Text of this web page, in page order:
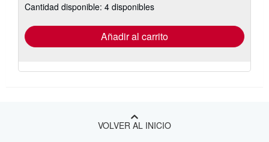
las
tarifas
envío
Cantidad disponible: 4 disponibles
Añadir al carrito
VOLVER AL INICIO